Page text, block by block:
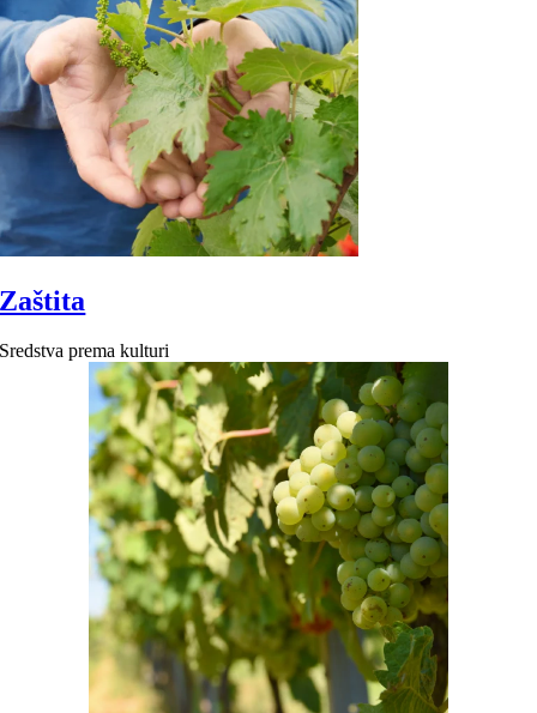
Zaštita
Sredstva prema kulturi